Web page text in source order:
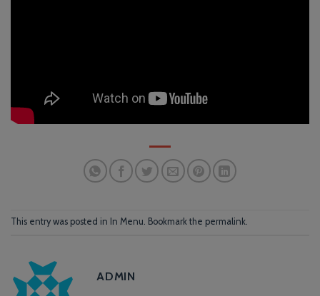
This entry was posted in In Menu . Bookmark the permalink
ADMIN